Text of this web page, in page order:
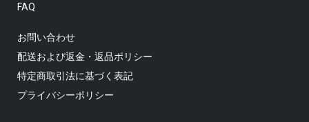
FAQ
お問い合わせ
配送および返金・返品ポリシー
特定商取引法に基づく表記
プライバシーポリシー